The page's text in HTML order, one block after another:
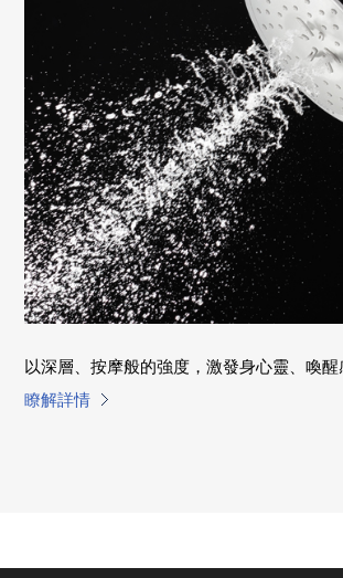
以深層、按摩般的強度，激發身心靈、喚醒
瞭解詳情